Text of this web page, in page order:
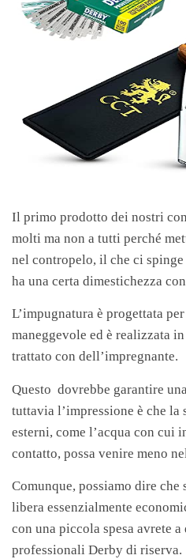
Il primo prodotto dei nostri
molti ma non a tutti perché
nel contropelo, il che ci
ha una certa dimestichezza
L’impugnatura è progettata
maneggevole ed è realizzata in
trattato con dell’impregnante.
Questo dovrebbe garantire
tuttavia l’impressione è che la
esterni, come l’acqua con cui
contatto, possa venire meno
Comunque, possiamo dire
libera essenzialmente
con una piccola spesa avrete
professionali Derby di riserva.